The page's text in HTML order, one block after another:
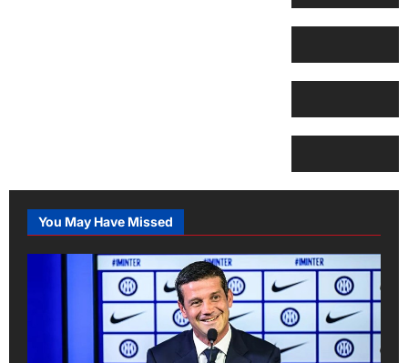
You May Have Missed